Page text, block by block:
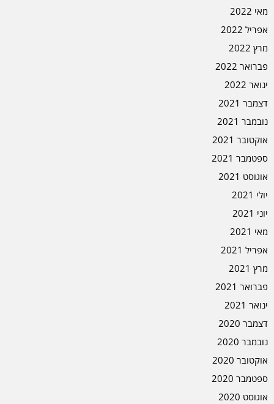
מאי 2022
אפריל 2022
מרץ 2022
פברואר 2022
ינואר 2022
דצמבר 2021
נובמבר 2021
אוקטובר 2021
ספטמבר 2021
אוגוסט 2021
יולי 2021
יוני 2021
מאי 2021
אפריל 2021
מרץ 2021
פברואר 2021
ינואר 2021
דצמבר 2020
נובמבר 2020
אוקטובר 2020
ספטמבר 2020
אוגוסט 2020